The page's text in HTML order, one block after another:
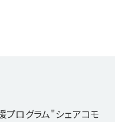
プログラム"シェアコモ